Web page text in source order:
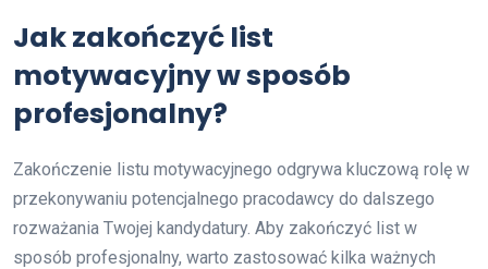
Jak zakończyć list
motywacyjny w sposób
profesjonalny?
Zakończenie listu motywacyjnego odgrywa kluczową rolę w
przekonywaniu potencjalnego pracodawcy do dalszego
rozważania Twojej kandydatury. Aby zakończyć list w
sposób profesjonalny, warto zastosować kilka ważnych